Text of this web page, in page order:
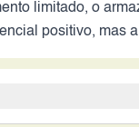
limitado, o
positivo,